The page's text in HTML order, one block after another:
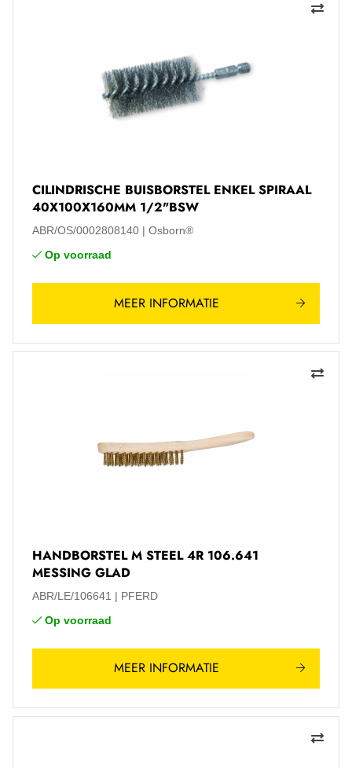
CILINDRISCHE BUISBORSTEL ENKEL SPIRAAL
40X100X160MM 1/2"BSW
ABR/OS/0002808140
Osborn®
Op voorraad
MEER INFORMATIE
HANDBORSTEL M STEEL 4R 106.641
MESSING GLAD
ABR/LE/106641
PFERD
Op voorraad
MEER INFORMATIE